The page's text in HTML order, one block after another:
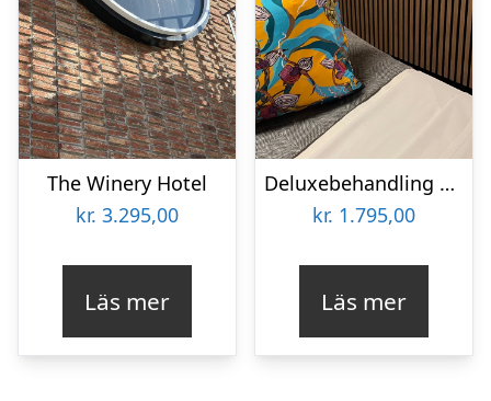
The Winery Hotel
kr. 3.295,00
Läs mer
Deluxebehandling på Spa Boutique
kr. 1.795,00
Läs mer